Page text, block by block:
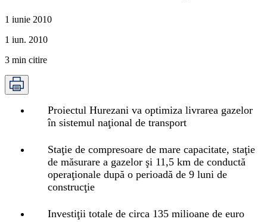
1 iunie 2010
1 iun. 2010
3 min citire
Proiectul Hurezani va optimiza livrarea gazelor
în sistemul naţional de transport
Staţie de compresoare de mare capacitate, staţie
de măsurare a gazelor şi 11,5 km de conductă
operaţionale după o perioadă de 9 luni de
construcţie
Investiţii totale de circa 135 milioane de euro